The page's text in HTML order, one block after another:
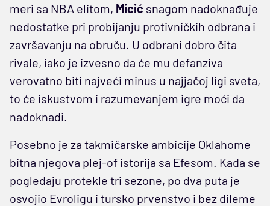
meri sa NBA elitom, Micić snagom nadoknađuje
nedostatke pri probijanju protivničkih odbrana i
završavanju na obruču. U odbrani dobro čita
rivale, iako je izvesno da će mu defanziva
verovatno biti najveći minus u najjačoj ligi sveta,
to će iskustvom i razumevanjem igre moći da
nadoknadi.
Posebno je za takmičarske ambicije Oklahome
bitna njegova plej-of istorija sa Efesom. Kada se
pogledaju protekle tri sezone, po dva puta je
osvojio Evroligu i tursko prvenstvo i bez dileme